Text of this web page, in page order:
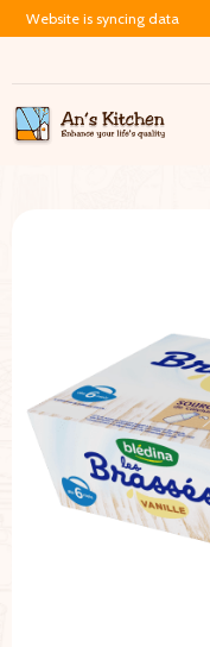
Website is syncing data